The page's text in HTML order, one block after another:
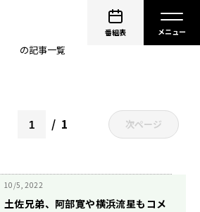
番組表
の記事一覧
1 次ページ
10/5, 2022
土佐兄弟、阿部寛や横浜流星もコメ